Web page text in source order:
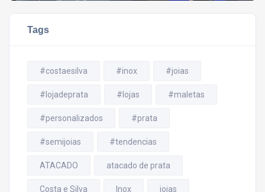
Tags
#costaesilva #inox #joias
#lojadeprata #lojas #maletas
#personalizados #prata
#semijoias #tendencias
ATACADO atacado de prata
Costa e Silva Inox joias